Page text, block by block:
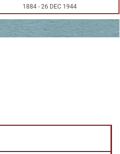
1884 -26 DEC 1944